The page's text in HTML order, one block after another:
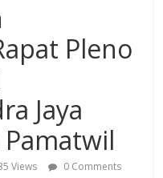
Pleno
Jaya
Views
0 Comments